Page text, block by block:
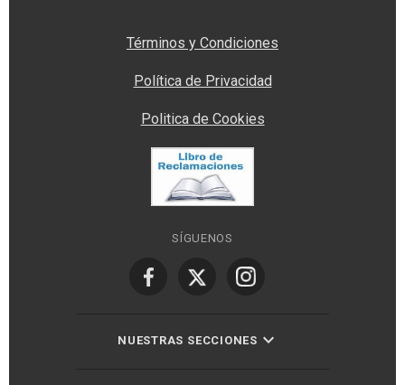
Términos y Condiciones
Política de Privacidad
Politica de Cookies
SÍGUENOS
NUESTRAS SECCIONES